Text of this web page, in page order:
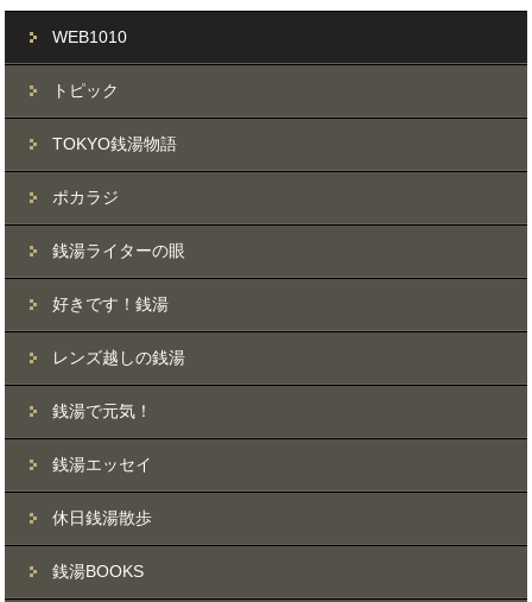
WEB1010
トピック
TOKYO銭湯物語
ポカラジ
銭湯ライターの眼
好きです！銭湯
レンズ越しの銭湯
銭湯で元気！
銭湯エッセイ
休日銭湯散歩
銭湯BOOKS